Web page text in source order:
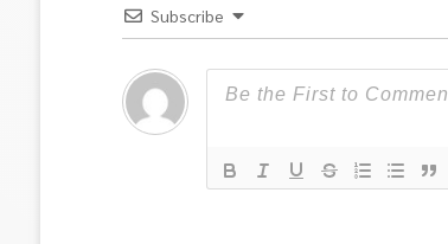
Subscribe